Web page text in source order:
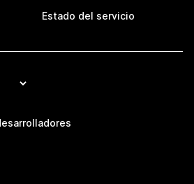
Estado del servicio